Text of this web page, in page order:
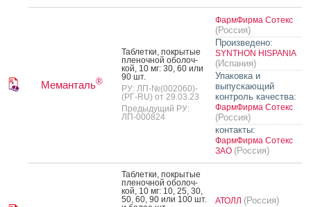
Меманталь®
Таб­летки, пок­ры­тые
пле­ноч­ной обо­лоч­
кой, 10 мг: 30, 60 или
90 шт.
РУ: ЛП-№(002060)-
(РГ-RU) от 29.03.23
Предыдущий РУ:
ЛП-000824
ФармФирма Сотекс
(Россия)
Произведено:
SYNTHON HISPANIA
(Испания)
Упаковка и
выпускающий
контроль качества:
ФармФирма Сотекс
(Россия)
контакты:
ФармФирма Сотекс
ЗАО (Россия)
Таб­летки, пок­ры­тые
пле­ноч­ной обо­лоч­
кой, 10 мг: 10, 25, 30,
50, 60, 90 или 100 шт.
АТОЛЛ (Россия)